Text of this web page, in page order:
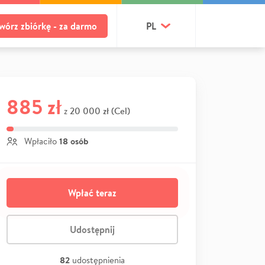
zbiórkę - za darmo PL
885 zł z 20 000 zł (Cel)
Wpłaciło 18 osób
Wpłać teraz
Udostępnij
82 udostępnienia